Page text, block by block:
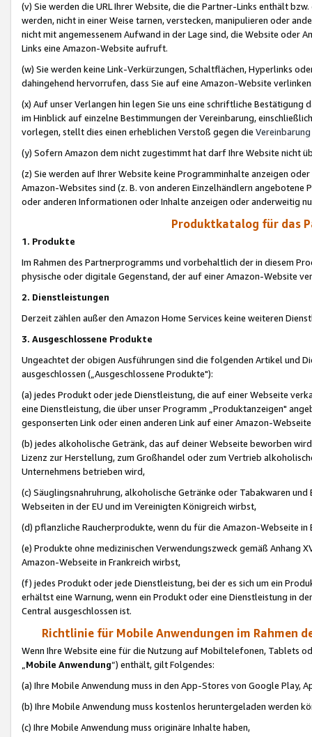
(v) Sie werden die URL Ihrer Website, die die Partner-Links enthält
werden, nicht in einer Weise tarnen, verstecken, manipulieren oder
nicht mit angemessenem Aufwand in der Lage sind, die Website oder
Links eine Amazon-Website aufruft.
(w) Sie werden keine Link-Verkürzungen, Schaltflächen, Hyperlinks
dahingehend hervorrufen, dass Sie auf eine Amazon-Website
(x) Auf unser Verlangen hin legen Sie uns eine schriftliche
im Hinblick auf einzelne Bestimmungen der Vereinbarung,
vorlegen, stellt dies einen erheblichen Verstoß gegen die Vereinbarung
(y) Sofern Amazon dem nicht zugestimmt hat darf Ihre Website nicht
(z) Sie werden auf Ihrer Website keine Programminhalte anzeigen
Amazon-Websites sind (z. B. von anderen Einzelhändlern
oder anderen Informationen oder Inhalte anzeigen oder anderweitig
Produktkatalog für das
1. Produkte
Im Rahmen des Partnerprogramms und vorbehaltlich der in diesem
physische oder digitale Gegenstand, der auf einer Amazon-Website
2. Dienstleistungen
Derzeit zählen außer den Amazon Home Services keine weiteren
3. Ausgeschlossene Produkte
Ungeachtet der obigen Ausführungen sind die folgenden Artikel und
ausgeschlossen („Ausgeschlossene Produkte"):
(a) jedes Produkt oder jede Dienstleistung, die auf einer Webseite
eine Dienstleistung, die über unser Programm „Produktanzeigen"
gesponserten Link oder einen anderen Link auf einer Amazon-
(b) jedes alkoholische Getränk, das auf deiner Webseite beworben
Lizenz zur Herstellung, zum Großhandel oder zum Vertrieb
Unternehmens betrieben wird,
(c) Säuglingsnahruhrung, alkoholische Getränke oder Tabakwaren
Webseiten in der EU und im Vereinigten Königreich wirbst,
(d) pflanzliche Raucherprodukte, wenn du für die Amazon-Webseite in
(e) Produkte ohne medizinischen Verwendungszweck gemäß Anhang
Amazon-Webseite in Frankreich wirbst,
(f) jedes Produkt oder jede Dienstleistung, bei der es sich um ein
erhältst eine Warnung, wenn ein Produkt oder eine Dienstleistung in
Central ausgeschlossen ist.
Richtlinie für Mobile Anwendungen im Rahmen
Wenn Ihre Website eine für die Nutzung auf Mobiltelefonen, Tablets
„Mobile Anwendung“) enthält, gilt Folgendes:
(a) Ihre Mobile Anwendung muss in den App-Stores von Google Play,
(b) Ihre Mobile Anwendung muss kostenlos heruntergeladen werden
(c) Ihre Mobile Anwendung muss originäre Inhalte haben,